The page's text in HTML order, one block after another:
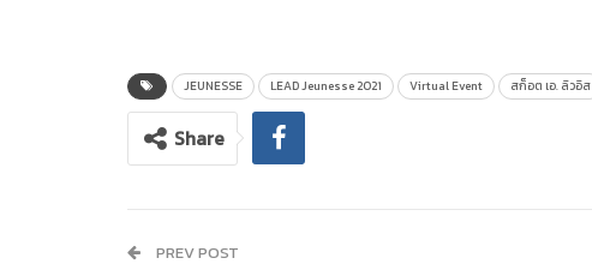
JEUNESSE LEAD Jeunesse 2021 Virtual Event สก็อต เอ. ลิวอิส
Share
PREV POST